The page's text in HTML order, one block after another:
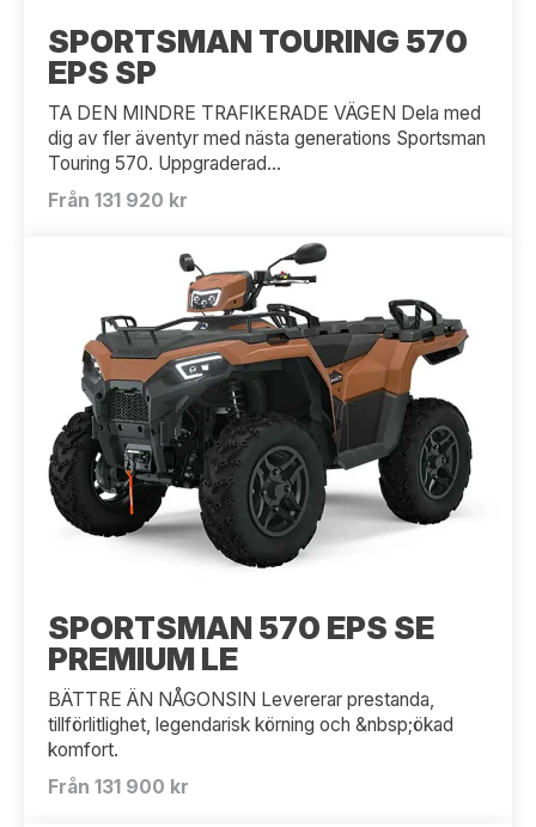
SPORTSMAN TOURING 570
EPS SP
TA DEN MINDRE TRAFIKERADE VÄGEN Dela med
dig av fler äventyr med nästa generations Sportsman
Touring 570. Uppgraderad...
Från 131 920 kr
SPORTSMAN 570 EPS SE
PREMIUM LE
BÄTTRE ÄN NÅGONSIN Levererar prestanda,
tillförlitlighet, legendarisk körning och &nbsp;ökad
komfort.
Från 131 900 kr